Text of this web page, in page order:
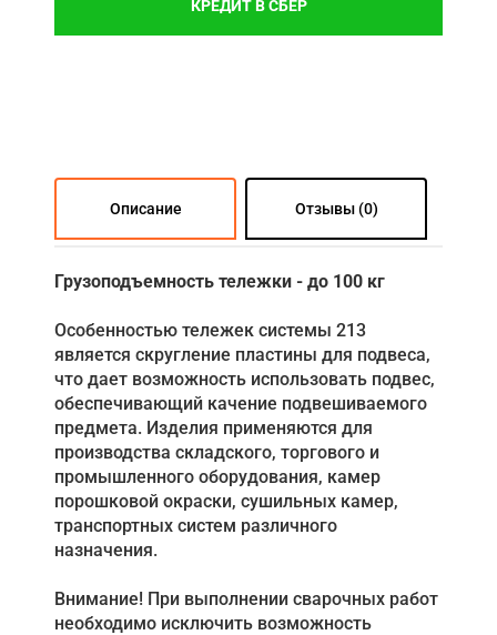
КРЕДИТ В СБЕР
Описание Отзывы (0)
Грузоподъемность тележки - до 100 кг
Особенностью тележек системы 213
является скругление пластины для подвеса,
что дает возможность использовать подвес,
обеспечивающий качение подвешиваемого
предмета. Изделия применяются для
производства складского, торгового и
промышленного оборудования, камер
порошковой окраски, сушильных камер,
транспортных систем различного
назначения.
Внимание! При выполнении сварочных работ
необходимо исключить возможность